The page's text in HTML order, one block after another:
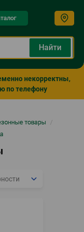
некорректны,
по телефону
товары
/